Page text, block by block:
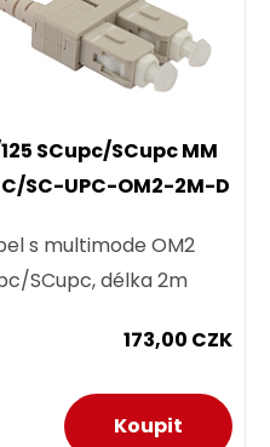
SCupc/SCupc MM
SC-UPC-OM2-2M-D
s multimode OM2
SCupc, délka 2m
173,00 CZK